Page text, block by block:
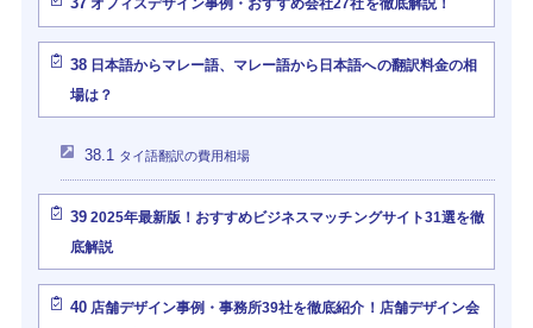
オフィスデザイン事例・おすすめ会社27社を徹底解説！
38日本語からマレー語、マレー語から日本語への翻訳料金の相
場は？
38.1 タイ語翻訳の費用相場
392025年最新版！おすすめビジネスマッチングサイト31選を徹
底解説
40店舗デザイン事例・事務所39社を徹底紹介！店舗デザイン会